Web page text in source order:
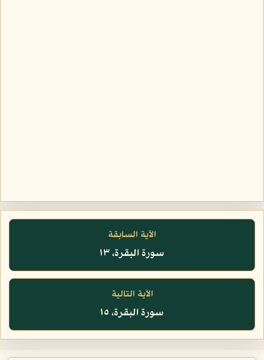
الآية السابقة
سورة البقرة، ١٣
الآية التالية
سورة البقرة، ١٥